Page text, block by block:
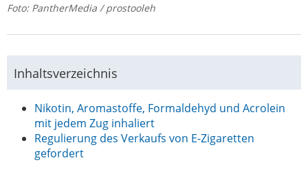
Foto: PantherMedia / prostooleh
Inhaltsverzeichnis
Nikotin, Aromastoffe, Formaldehyd und Acrolein
mit jedem Zug inhaliert
Regulierung des Verkaufs von E-Zigaretten
gefordert